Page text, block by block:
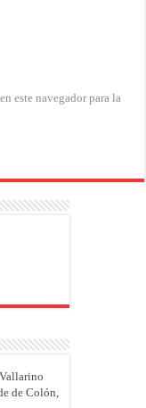
este navegador para la
de Colón,